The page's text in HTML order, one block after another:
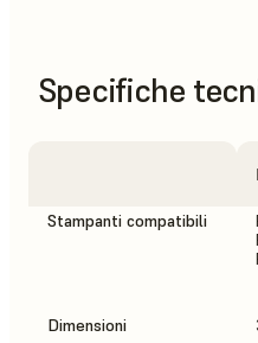
Specifiche
Stampanti compatibili
Dimensioni